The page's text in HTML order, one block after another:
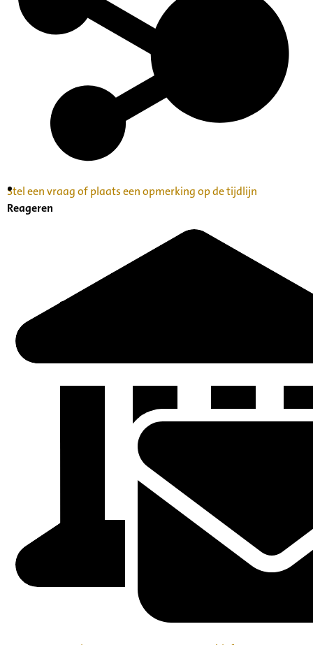
Inventaris Betekende partituren, geordend op
Stel een vraag of plaats een opmerking op de tijdlijn
Reageren